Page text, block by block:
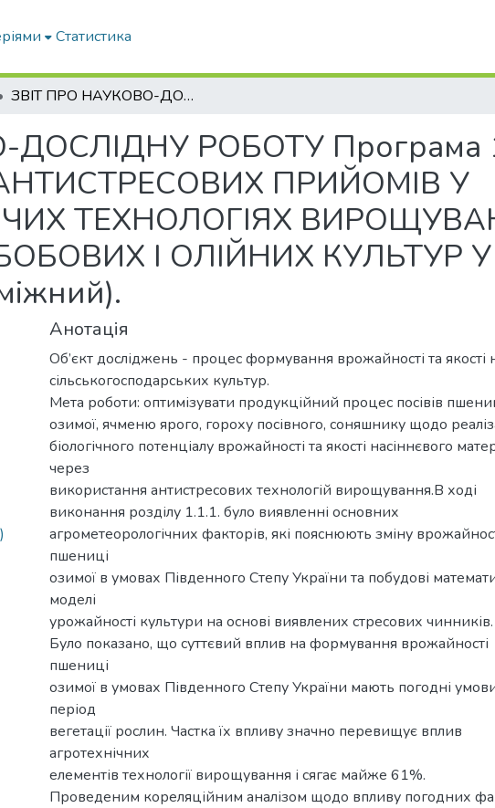
Статистика
ЗВІТ ПРО НАУКОВО-ДОСЛІДНУ РОБОТУ Програма 1 ОБГРУНТУВАННЯ АНТИСТРЕСОВИХ ПРИЙОМІВ У РЕСУРСОЗБЕРІГАЮЧИХ ТЕХНОЛОГІЯХ ВИРОЩУВАННЯ ЗЕРНОВИХ, ЗЕРНОБОБОВИХ І ОЛІЙНИХ КУЛЬТУР У СТЕПОВІЙ ЗОНІ УКРАЇНИ (проміжний).
РОБОТУ Програма
ПРИЙОМІВ У
ТЕХНОЛОГІЯХ
І ОЛІЙНИХ КУЛЬТУР
Анотація
Об’єкт досліджень - процес формування врожайності та якості
сільськогосподарських культур.
Мета роботи: оптимізувати продукційний процес посівів
озимої, ячменю ярого, гороху посівного, соняшнику щодо
біологічного потенціалу врожайності та якості насіннєвого
через
використання антистресових технологій вирощування.В ході
виконання розділу 1.1.1. було виявленні основних
агрометеорологічних факторів, які пояснюють зміну
пшениці
озимої в умовах Південного Степу України та побудові
моделі
урожайності культури на основі виявлених стресових чинників.
Було показано, що суттєвий вплив на формування врожайності
пшениці
озимої в умовах Південного Степу України мають погодні
період
вегетації рослин. Частка їх впливу значно перевищує вплив
агротехнічних
елементів технології вирощування і сягає майже 61%.
Проведеним кореляційним аналізом щодо впливу погодних